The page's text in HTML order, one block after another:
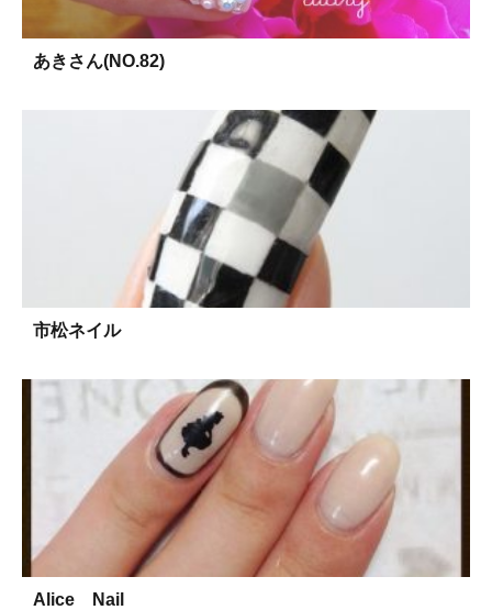
あきさん(NO.82)
市松ネイル
Alice Nail